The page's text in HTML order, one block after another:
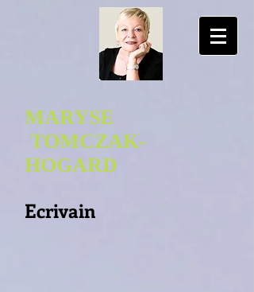
MARYSE
TOMCZAK-
HOGARD
Ecrivain